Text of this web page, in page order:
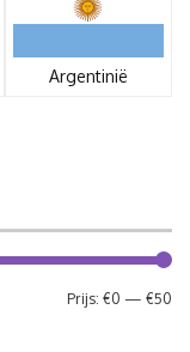
Argentinië
Prijs: €0 — €50